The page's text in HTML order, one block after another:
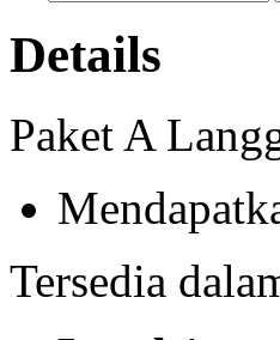
Details
Paket A
Tersedia